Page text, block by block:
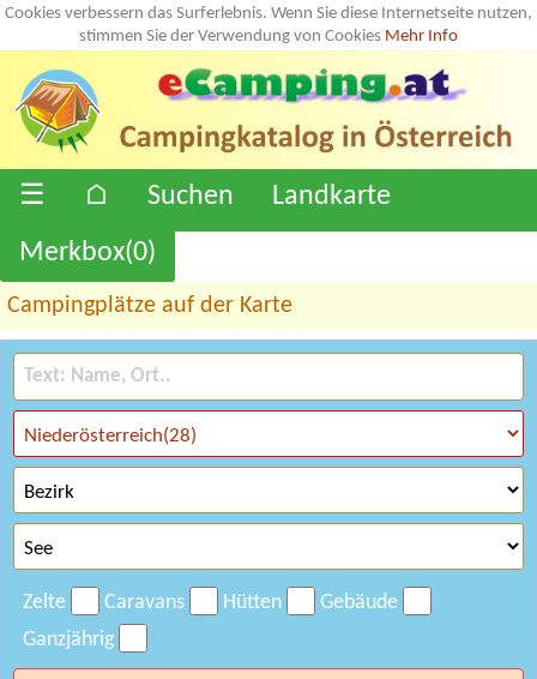
Cookies verbessern das Surferlebnis. Wenn Sie diese Internetseite nutzen,
stimmen Sie der Verwendung von Cookies Mehr Info
☰ ⌂ Suchen
Landkarte
Merkbox(0)
Campingplätze auf der Karte
Zelte Caravans Hütten
Gebäude
Ganzjährig